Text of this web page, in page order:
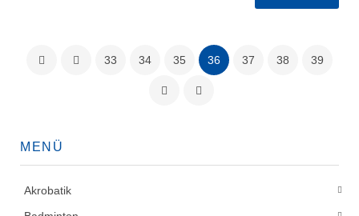
33 34 35 36 37 38 39
MENÜ
Akrobatik